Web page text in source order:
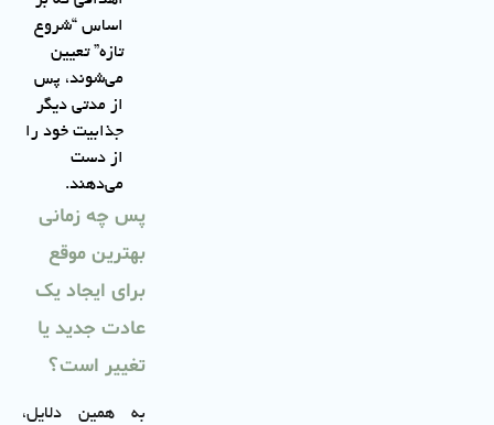
اساس “شروع
تازه” تعیین
می‌شوند، پس
از مدتی دیگر
جذابیت خود را
از دست
می‌دهند.
پس چه زمانی
بهترین موقع
برای ایجاد یک
عادت جدید یا
تغییر است؟
به همین دلایل،